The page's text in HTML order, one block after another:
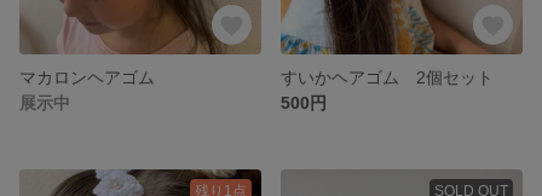
マカロンヘアゴム
展示中
すいかヘアゴム 2個セット
500円
残り1点 SOLD OUT